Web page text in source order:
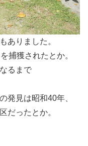
ありました。
捕獲されたとか。
るまで
発見は昭和40年、
だったとか。